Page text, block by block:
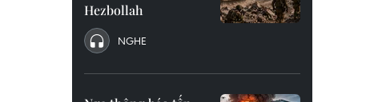
Hezbollah
NGHE